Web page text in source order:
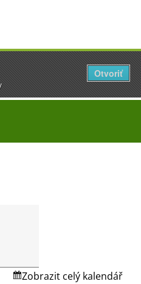
Zobrazit celý kalendář
Otevřít
Otvoriť